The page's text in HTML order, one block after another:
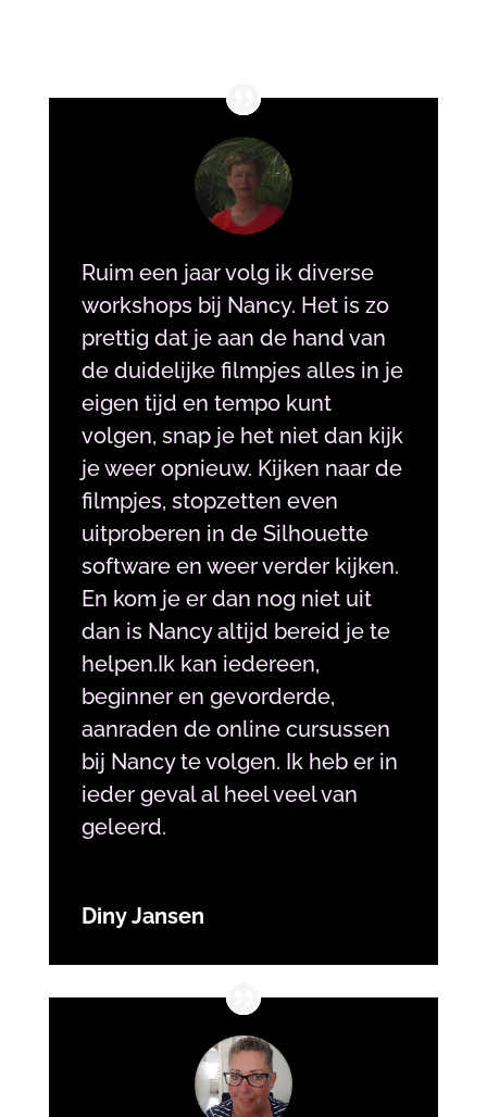
Ruim een jaar volg ik diverse
workshops bij Nancy. Het is zo
prettig dat je aan de hand van
de duidelijke filmpjes alles in je
eigen tijd en tempo kunt
volgen, snap je het niet dan kijk
je weer opnieuw. Kijken naar de
filmpjes, stopzetten even
uitproberen in de Silhouette
software en weer verder kijken.
En kom je er dan nog niet uit
dan is Nancy altijd bereid je te
helpen.Ik kan iedereen,
beginner en gevorderde,
aanraden de online cursussen
bij Nancy te volgen. Ik heb er in
ieder geval al heel veel van
geleerd.
Diny Jansen